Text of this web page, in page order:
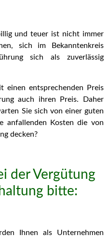
und teuer ist nicht immer
sich im Bekanntenkreis
sich als zuverlässig
einen entsprechenden Preis
auch ihren Preis. Daher
Sie sich von einer guten
anfallenden Kosten die von
decken?
der Vergütung
bitte:
Ihnen als Unternehmen